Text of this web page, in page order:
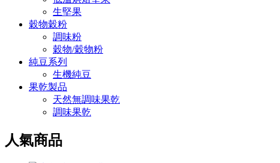
生堅果
穀物穀粉
調味粉
穀物/穀物粉
純豆系列
生機純豆
果乾製品
天然無調味果乾
調味果乾
人氣商品